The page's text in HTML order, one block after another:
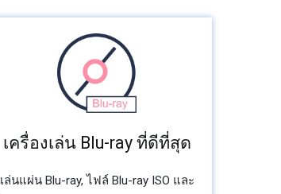
เครื่องเล่น Blu-ray ที่ดีที่สุด
เล่นแผ่น Blu-ray, ไฟล์ Blu-ray ISO และ